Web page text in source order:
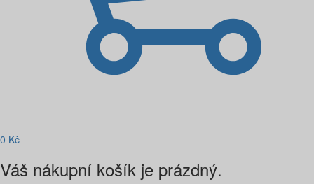
0 Kč
Váš nákupní košík je prázdný.